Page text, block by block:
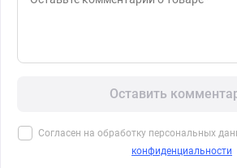
Оставить
Согласен на обработку персональных
конфиденциальности